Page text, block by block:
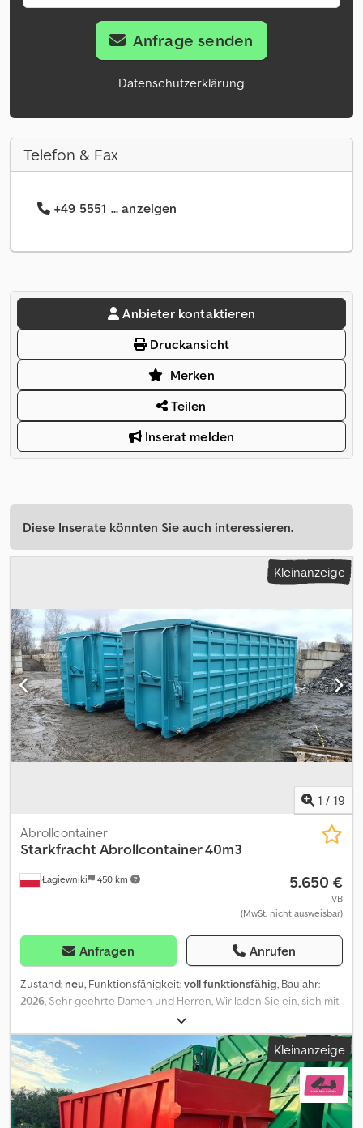
Anfrage senden
Datenschutzerklärung
Telefon & Fax
+49 5551 ... anzeigen
Anbieter kontaktieren
Druckansicht
Merken
Teilen
Inserat melden
Diese Inserate könnten Sie auch interessieren.
Kleinanzeige
1 / 19
Łagiewniki 450 km
Abrollcontainer
Starkfracht Abrollcontainer 40m3
5.650 €
VB
(MwSt. nicht ausweisbar)
Anfragen Anrufen
Zustand: neu, Funktionsfähigkeit:voll funktionsfähig, Baujahr:
2026 , Sehr geehrte Damen und Herren, Wir laden Sie ein, sich mit
unserem Angebot vertraut zu machen. Mengenrabatt möglich
bei Abnahme mehrerer Container. ▪ Aufnahmebeschläge für
Hakensysteme nach DIN 30722-1 mit heckseitigen Außenrollen
und Unterrahmen aus INP 180 Außenrollen abschmier- und
wechselbar ▪ Aufnahmebügel Ø 50 mm, Hakenhöhe 1.570 mm ▪
Bodenwanne aus 5 mm St 37.2 (S235JR) ▪ Seitenwände aus 3 mm
St 37.2 (S235JR) ▪ Übergang zwischen Boden und Seitenwand
Kleinanzeige